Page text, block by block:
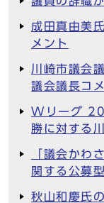
成田真由美
メント
川崎市議会
議会議長コ
Wリーグ
勝に対する
「議会かわ
関する公募
秋山和慶氏